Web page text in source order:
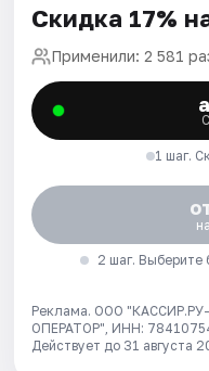
Скидка 17%
Применили: 2 581
1 шаг.
2 шаг. Выберите
Реклама. ООО
ОПЕРАТОР", ИНН:
Действует до 31 августа